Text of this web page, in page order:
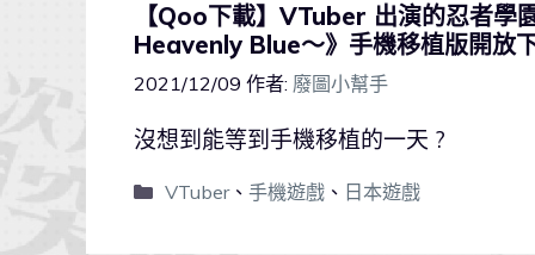
【Qoo下載】VTuber 出演的忍者
Heavenly Blue〜》手機移植版開放
2021/12/09 作者: 廢圖小幫手
沒想到能等到手機移植的一天 ?
VTuber、 手機遊戲、 日本遊戲